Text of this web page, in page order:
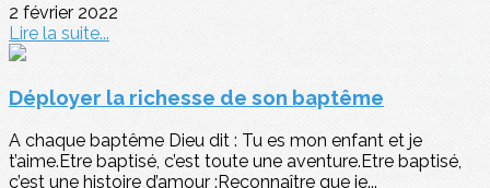
2 février 2022
Lire la suite...
Déployer la richesse de son baptême
A chaque baptême Dieu dit : Tu es mon enfant et je
t’aime.Etre baptisé, c’est toute une aventure.Etre baptisé,
c’est une histoire d’amour :Reconnaître que je...